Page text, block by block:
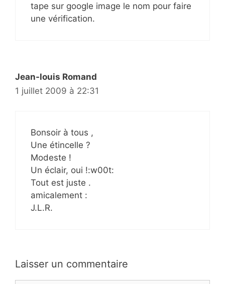
tape sur google image le nom pour faire
une vérification.
Jean-louis Romand
1 juillet 2009 à 22:31
Bonsoir à tous ,
Une étincelle ?
Modeste !
Un éclair, oui !:w00t:
Tout est juste .
amicalement :
J.L.R.
Laisser un commentaire